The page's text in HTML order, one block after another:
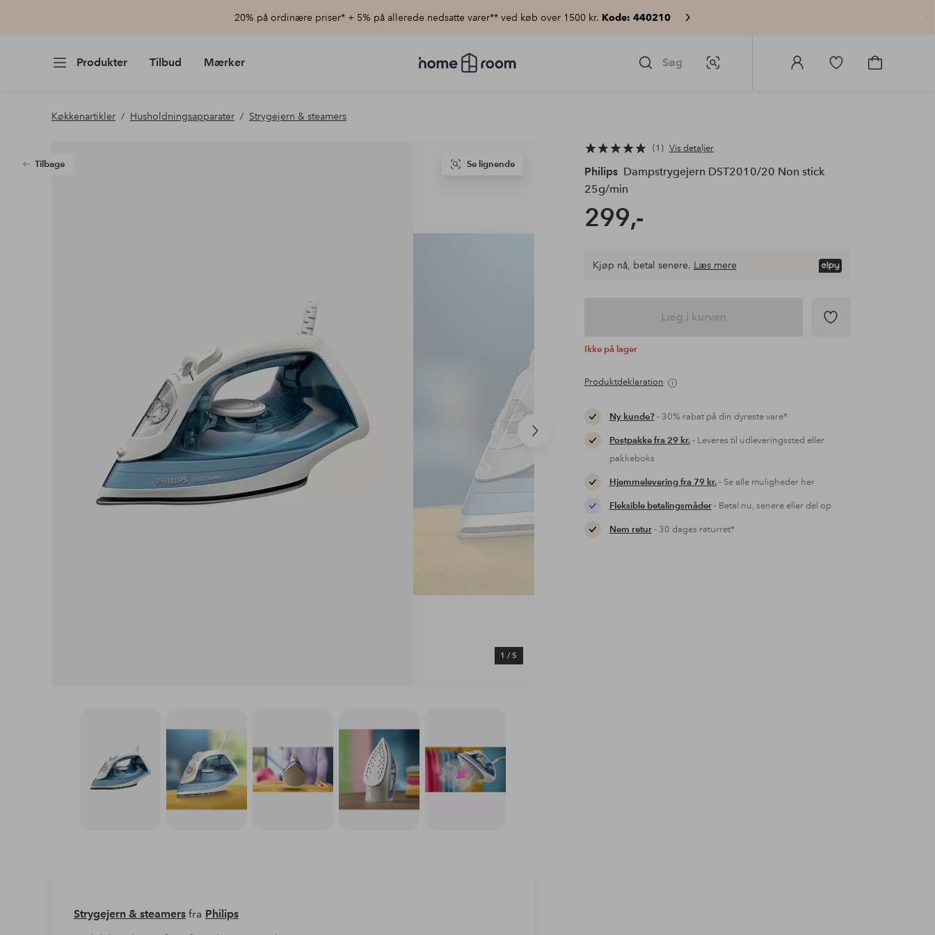
20% på ordinære priser* + 5% på allerede nedsatte varer** ved køb over 1500 kr. Kode: 440210
Produkter Tilbud Mærker
Homeroom
–
Søg Billedsøgning
Log
Gå
Gå
Køkkenartikler Husholdningsapparater Strygejern & steamers
Tilbage
Næste
1 / 5
Se lignende
1 Vis detaljer
Philips Dampstrygejern DST2010/20 Non stick
25g/min
299,-
Kjøp nå, betal senere. Læs mere
Læg i kurven
Ikke på lager
Produktdeklaration
Ny kunde?- 30% rabat på din dyreste vare*
Postpakke fra 29 kr.- Leveres til udleveringssted eller
pakkeboks
Hjemmelevering fra 79 kr.- Se alle muligheder her
Fleksible betalingsmåder- Betal nu, senere eller del op
Nem retur- 30 dages returret*
Strygejern & steamersfra Philips